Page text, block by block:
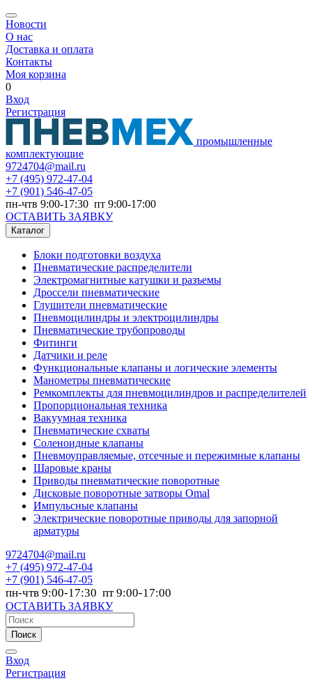
Новости
О нас
Доставка и оплата
Контакты
Моя корзина
0
Вход
Регистрация
промышленные
комплектующие
9724704@mail.ru
+7 (495) 972-47-04
+7 (901) 546-47-05
пн-чтв 9:00-17:30 пт 9:00-17:00
ОСТАВИТЬ ЗАЯВКУ
Каталог
Блоки подготовки воздуха
Пневматические распределители
Электромагнитные катушки и разъемы
Дроссели пневматические
Глушители пневматические
Пневмоцилиндры и электроцилиндры
Пневматические трубопроводы
Фитинги
Датчики и реле
Функциональные клапаны и логические элементы
Манометры пневматические
Ремкомплекты для пневмоцилиндров и распределителей
Пропорциональная техника
Вакуумная техника
Пневматические схваты
Соленоидные клапаны
Пневмоуправляемые, отсечные и пережимные клапаны
Шаровые краны
Приводы пневматические поворотные
Дисковые поворотные затворы Omal
Импульсные клапаны
Электрические поворотные приводы для запорной
арматуры
9724704@mail.ru
+7 (495) 972-47-04
+7 (901) 546-47-05
пн-чтв 9:00-17:30 пт 9:00-17:00
ОСТАВИТЬ ЗАЯВКУ
Поиск
Вход
Регистрация